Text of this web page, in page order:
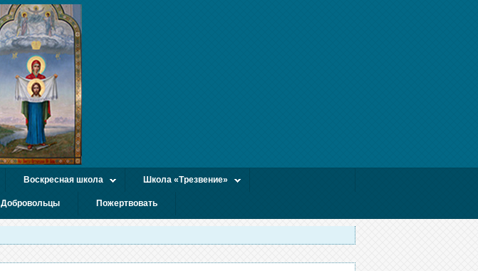
Воскресная школа Школа «Трезвение»
Добровольцы Пожертвовать